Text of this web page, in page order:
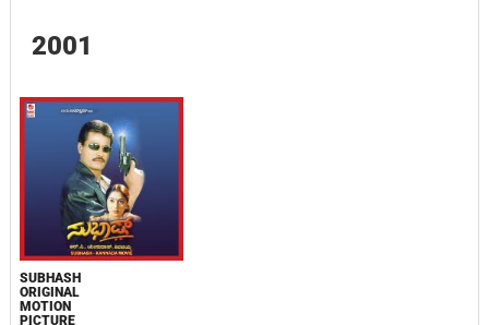
2001
SUBHASH
ORIGINAL
MOTION
PICTURE